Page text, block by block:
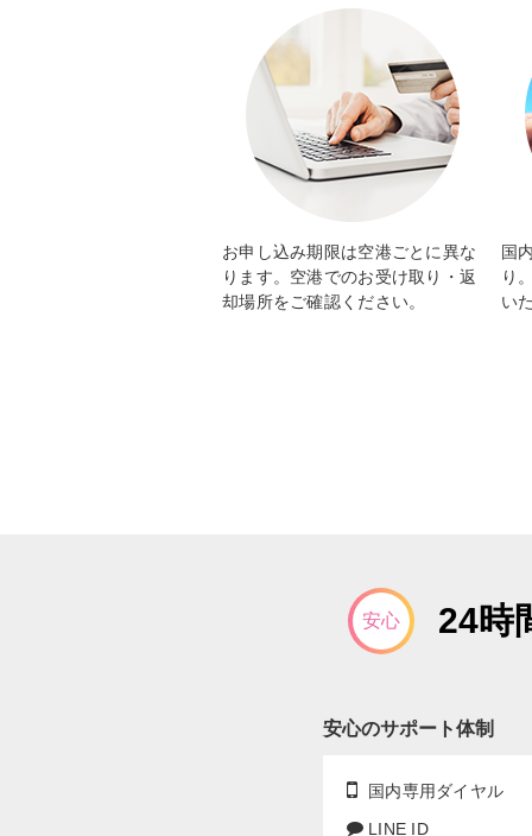
お申し込み期限は空港ごとに異な
ります。空港でのお受け取り・返
却場所をご確認ください。
国
り
い
安心 24時
安心のサポート体制
国内専用ダイヤル
LINE ID